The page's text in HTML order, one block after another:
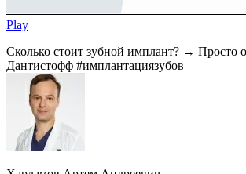
Play
Сколько стоит зубной имплант? → Просто
Дантистофф #имплантациязубов